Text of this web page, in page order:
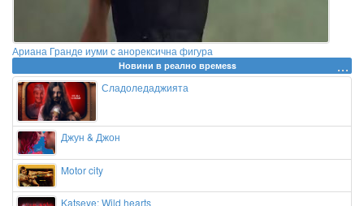
Ариана Гранде иуми с анорексична фигура
Новини в реално времеss
Сладоледаджията
Джун & Джон
Motor city
Katseye: Wild hearts